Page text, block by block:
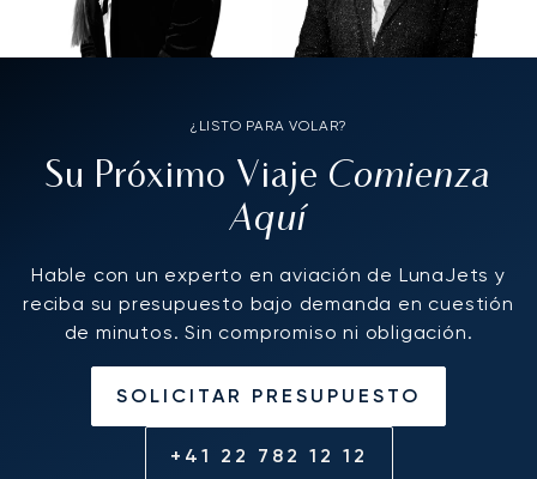
¿LISTO PARA VOLAR?
Su Próximo Viaje Comienza
Aquí
Hable con un experto en aviación de LunaJets y
reciba su presupuesto bajo demanda en cuestión
de minutos. Sin compromiso ni obligación.
SOLICITAR PRESUPUESTO
+41 22 782 12 12